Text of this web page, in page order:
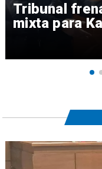
Tribunal
mixta para